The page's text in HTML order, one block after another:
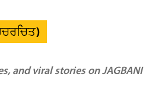
and viral stories on JAGBANI